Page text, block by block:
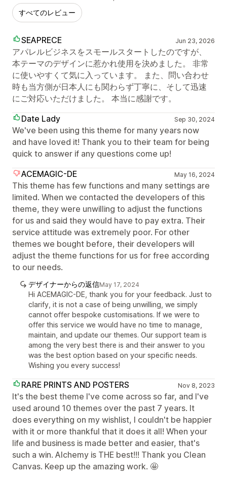
すべてのレビュー
SEAPRECE Jun 23, 2026
アパレルビジネスをスモールスタートしたのですが、
本テーマのデザインに惹かれ使用を決めました。 非常
に使いやすくて気に入っています。 また、問い合わせ
時も当方側が日本人にも関わらず丁寧に、そして迅速
にご対応いただけました。 本当に感謝です。
Date Lady
Sep 30, 2024
We've been using this theme for many years now
and have loved it! Thank you to their team for being
quick to answer if any questions come up!
ACEMAGIC-DE
May 16, 2024
This theme has few functions and many settings are
limited. When we contacted the developers of this
theme, they were unwilling to adjust the functions
for us and said they would have to pay extra. Their
service attitude was extremely poor. For other
themes we bought before, their developers will
adjust the theme functions for us for free according
to our needs.
デザイナーからの返信May 17, 2024
Hi ACEMAGIC-DE, thank you for your feedback. Just to
clarify, it is not a case of being unwilling, we simply
cannot offer bespoke customisations. If we were to
offer this service we would have no time to manage,
maintain, and update our themes. Our support team is
among the very best there is and their answer to you
was the best option based on your specific needs.
Wishing you every success!
RARE PRINTS AND POSTERS Nov 8, 2023
It's the best theme I've come across so far, and I've
used around 10 themes over the past 7 years. It
does everything on my wishlist, I couldn't be happier
with it or more thankful that it does it all! When your
life and business is made better and easier, that's
such a win. Alchemy is THE best!!! Thank you Clean
Canvas. Keep up the amazing work. 🤩